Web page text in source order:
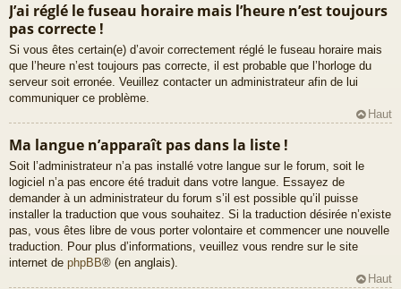
J’ai réglé le fuseau horaire mais l’heure n’est toujours
pas correcte !
Si vous êtes certain(e) d’avoir correctement réglé le fuseau horaire mais
que l’heure n’est toujours pas correcte, il est probable que l’horloge du
serveur soit erronée. Veuillez contacter un administrateur afin de lui
communiquer ce problème.
Haut
Ma langue n’apparaît pas dans la liste !
Soit l’administrateur n’a pas installé votre langue sur le forum, soit le
logiciel n’a pas encore été traduit dans votre langue. Essayez de
demander à un administrateur du forum s’il est possible qu’il puisse
installer la traduction que vous souhaitez. Si la traduction désirée n’existe
pas, vous êtes libre de vous porter volontaire et commencer une nouvelle
traduction. Pour plus d’informations, veuillez vous rendre sur le site
internet de phpBB® (en anglais).
Haut